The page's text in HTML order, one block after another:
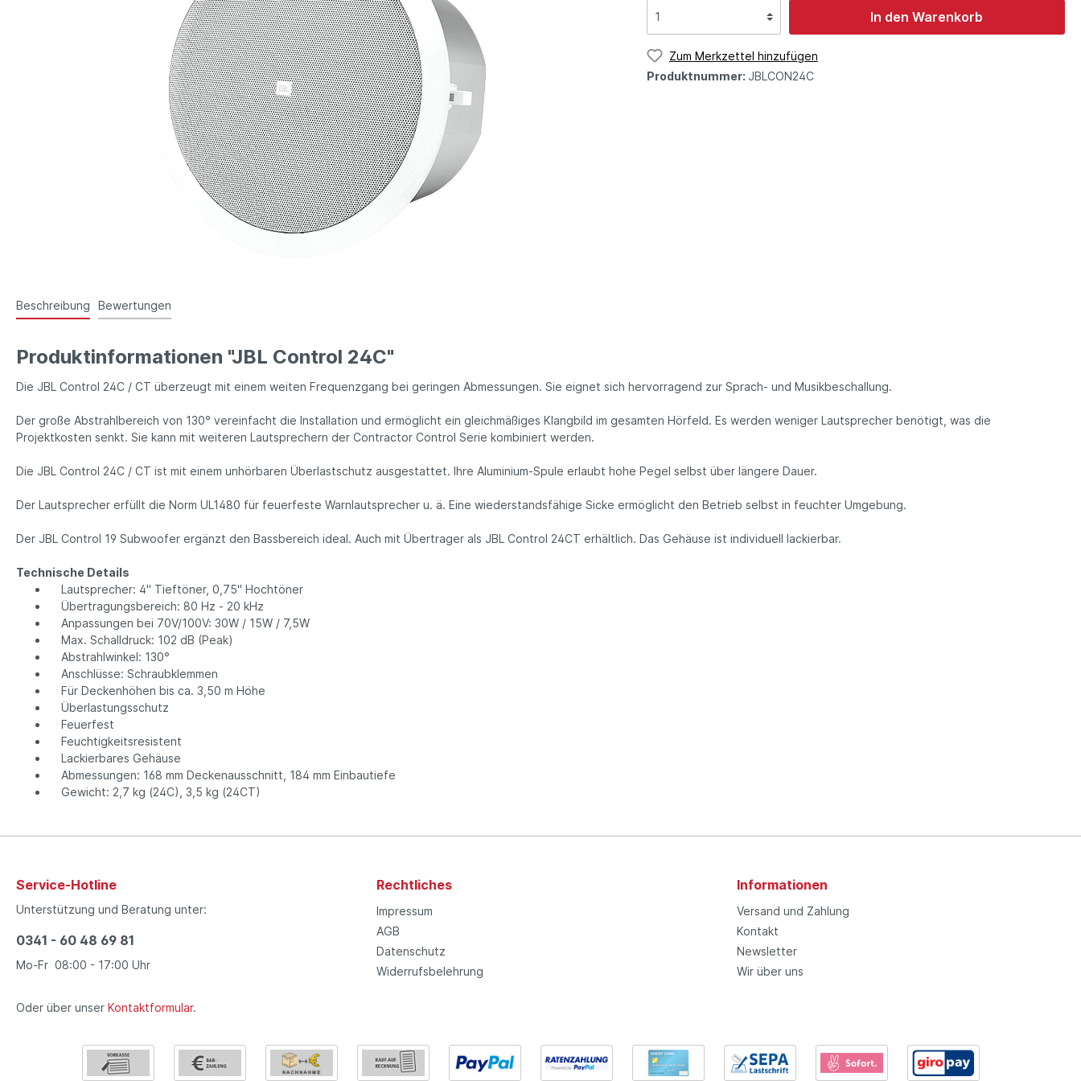
In den Warenkorb
Zum Merkzettel hinzufügen
Produktnummer: JBLCON24C
Beschreibung Bewertungen
Produktinformationen "JBL Control 24C"
Die JBL Control 24C / CT überzeugt mit einem weiten Frequenzgang bei geringen Abmessungen. Sie eignet sich hervorragend zur Sprach- und Musikbeschallung.
Der große Abstrahlbereich von 130° vereinfacht die Installation und ermöglicht ein gleichmäßiges Klangbild im gesamten Hörfeld. Es werden weniger Lautsprecher benötigt, was die
Projektkosten senkt. Sie kann mit weiteren Lautsprechern der Contractor Control Serie kombiniert werden.
Die JBL Control 24C / CT ist mit einem unhörbaren Überlastschutz ausgestattet. Ihre Aluminium-Spule erlaubt hohe Pegel selbst über längere Dauer.
Der Lautsprecher erfüllt die Norm UL1480 für feuerfeste Warnlautsprecher u. ä. Eine wiederstandsfähige Sicke ermöglicht den Betrieb selbst in feuchter Umgebung.
Der JBL Control 19 Subwoofer ergänzt den Bassbereich ideal. Auch mit Übertrager als JBL Control 24CT erhältlich. Das Gehäuse ist individuell lackierbar.
Technische Details
Lautsprecher: 4" Tieftöner, 0,75" Hochtöner
Übertragungsbereich: 80 Hz - 20 kHz
Anpassungen bei 70V/100V: 30W / 15W / 7,5W
Max. Schalldruck: 102 dB (Peak)
Abstrahlwinkel: 130°
Anschlüsse: Schraubklemmen
Für Deckenhöhen bis ca. 3,50 m Höhe
Überlastungsschutz
Feuerfest
Feuchtigkeitsresistent
Lackierbares Gehäuse
Abmessungen: 168 mm Deckenausschnitt, 184 mm Einbautiefe
Gewicht: 2,7 kg (24C), 3,5 kg (24CT)
Service-Hotline
Unterstützung und Beratung unter:
0341 - 60 48 69 81
Mo-Fr 08:00 - 17:00 Uhr
Oder über unser Kontaktformular.
Rechtliches
Impressum
AGB
Datenschutz
Widerrufsbelehrung
Informationen
Versand und Zahlung
Kontakt
Newsletter
Wir über uns